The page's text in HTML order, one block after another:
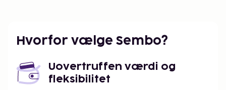
Hvorfor vælge Sembo?
Uovertruffen værdi og
fleksibilitet